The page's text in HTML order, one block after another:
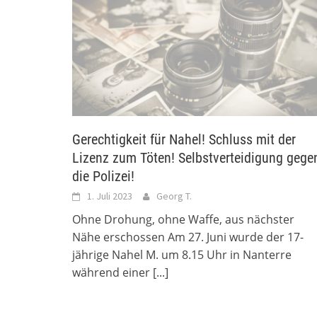
Gerechtigkeit für Nahel! Schluss mit der
Lizenz zum Töten! Selbstverteidigung
die Polizei!
1. Juli 2023 Georg T.
Ohne Drohung, ohne Waffe, aus nächster
Nähe erschossen Am 27. Juni wurde der 17-
jährige Nahel M. um 8.15 Uhr in Nanterre
während einer [...]